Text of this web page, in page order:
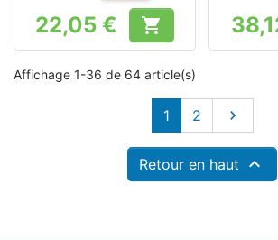
Prix
22,05 € 
Affichage 1-36 de 64 article(s)
1 2 Suivant

Retour en haut 